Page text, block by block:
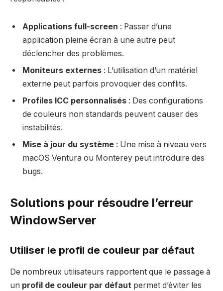
Applications full-screen : Passer d’une
application pleine écran à une autre peut
déclencher des problèmes.
Moniteurs externes : L’utilisation d’un matériel
externe peut parfois provoquer des conflits.
Profiles ICC personnalisés : Des configurations
de couleurs non standards peuvent causer des
instabilités.
Mise à jour du système : Une mise à niveau vers
macOS Ventura ou Monterey peut introduire des
bugs.
Solutions pour résoudre l’erreur
WindowServer
Utiliser le profil de couleur par défaut
De nombreux utilisateurs rapportent que le passage à
un profil de couleur par défaut permet d’éviter les